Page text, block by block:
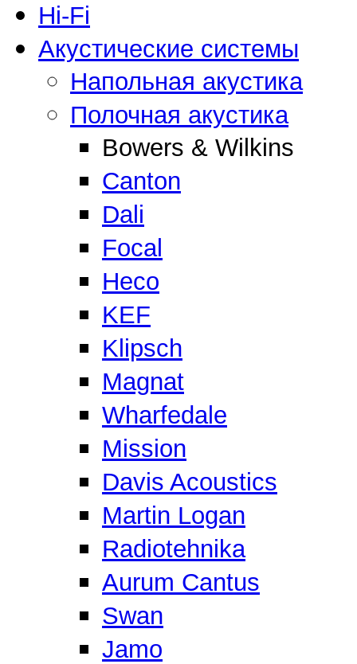
Hi-Fi
Акустические системы
Напольная акустика
Полочная акустика
Bowers & Wilkins
Canton
Dali
Focal
Heco
KEF
Klipsch
Magnat
Wharfedale
Mission
Davis Acoustics
Martin Logan
Radiotehnika
Aurum Cantus
Swan
Jamo